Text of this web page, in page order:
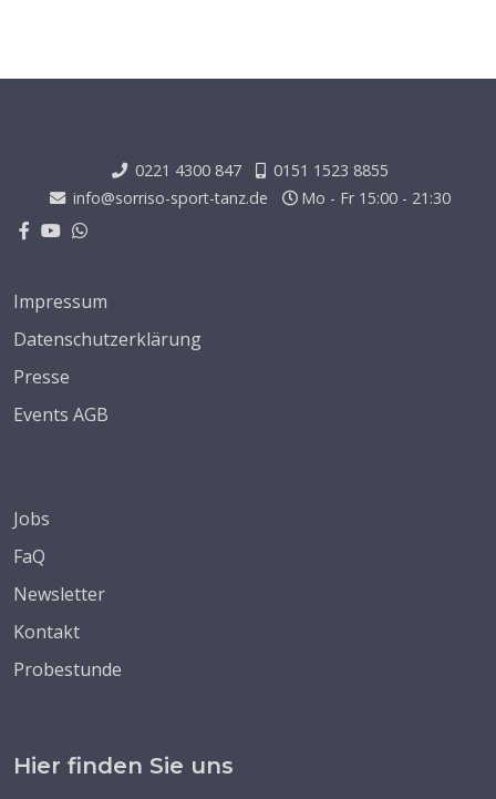
0221 4300 847
0151 1523 8855
info@sorriso-sport-tanz.de
Mo - Fr 15:00 - 21:30
Impressum
Datenschutzerklärung
Presse
Events AGB
Jobs
FaQ
Newsletter
Kontakt
Probestunde
Hier finden Sie uns